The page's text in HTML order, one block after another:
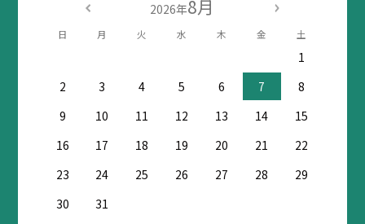
2026年8月
日 月 火 水 木 金 土
1
2
3 4 5 6 7
8
9
10 11 12 13 14
15
16
17 18 19 20 21
22
23
24 25 26 27 28
29
30
31